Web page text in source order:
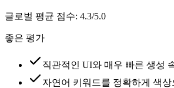
글로벌 평균 점수: 4.3/5.0
좋은 평가
직관적인 UI와 매우 빠른 생성
자연어 키워드를 정확하게 색